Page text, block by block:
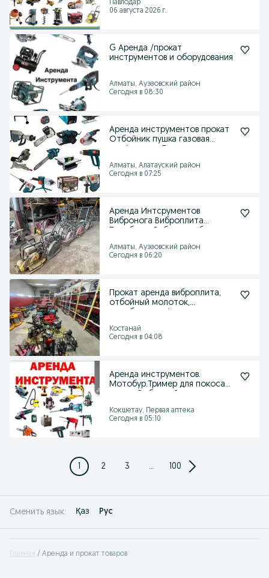
Павлодар
06 августа 2026 г.
G Аренда /прокат
инструментов и оборудования
Алматы, Ауэзовский район
Сегодня в 08:30
Аренда инструментов прокат
Отбойник пушка газовая
Алматы, Алатауский район
Сегодня в 07:25
Аренда Интсрументов
Вибронога Виброплита
Алматы, Ауэзовский район
Сегодня в 06:20
Прокат аренда виброплита,
отбойный молоток,
Костанай
Сегодня в 04:08
Аренда инструментов.
Мотобур.Тример для покоса
Кокшетау, Первая аптека
Сегодня в 05:10
1 2 3 ... 100
Сменить язык: Қаз Рус
Главная Аренда и прокат товаров